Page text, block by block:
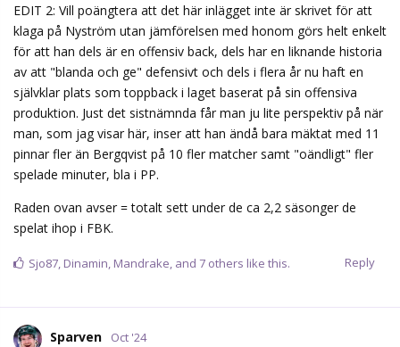
EDIT 2: Vill poängtera att det här inlägget inte är skrivet för att
klaga på Nyström utan jämförelsen med honom görs helt enkelt
för att han dels är en offensiv back, dels har en liknande historia
av att "blanda och ge" defensivt och dels i flera år nu haft en
självklar plats som toppback i laget baserat på sin offensiva
produktion. Just det sistnämnda får man ju lite perspektiv på när
man, som jag visar här, inser att han ändå bara mäktat med 11
pinnar fler än Bergqvist på 10 fler matcher samt "oändligt" fler
spelade minuter, bla i PP.
Raden ovan avser = totalt sett under de ca 2,2 säsonger de
spelat ihop i FBK.
Reply
Sjo87, Dinamin, Mandrake, and 7 others like this.
Sparven Oct '24